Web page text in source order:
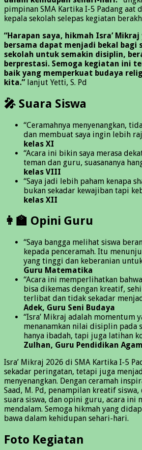
pimpinan SMA Kartika I-5 Padang aat
kepala sekolah selepas kegiatan
“Harapan saya, hikmah Isra’
bersama dapat menjadi bekal bagi
sekolah untuk semakin disiplin,
berprestasi. Semoga kegiatan ini
baik yang memperkuat budaya
kita.” lanjut Yetti, S. Pd
🎤 Suara Siswa
“Ceramahnya menyenangkan,
dan membuat saya ingin lebih
kelas XI
“Acara ini bikin saya merasa
teman dan guru, suasananya
kelas VIII
“Saya jadi lebih paham kenapa
bukan sekadar kewajiban tapi
kelas XII
👩‍🏫 Opini Guru
“Saya bangga melihat siswa
kepada penceramah. Itu
yang tinggi dan keberanian
Guru Matematika
“Acara ini memperlihatkan
bisa dikemas dengan kreatif,
terlibat dan tidak sekadar
Adek, Guru Seni Budaya
“Isra’ Mikraj adalah momentum
menanamkan nilai disiplin pada
hanya ibadah, tapi juga latihan
Zulhan, Guru Pendidikan
Isra’ Mikraj 2026 di SMA Kartika I-5
sekadar peringatan, tetapi juga
menyenangkan. Dengan ceramah
Saad, M. Pd, penampilan kreatif
suara siswa, dan opini guru, acara ini
mendalam. Semoga hikmah yang
bawa dalam kehidupan sehari-hari.
Foto Kegiatan